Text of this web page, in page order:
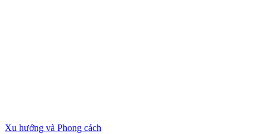
Xu hướng và Phong cách